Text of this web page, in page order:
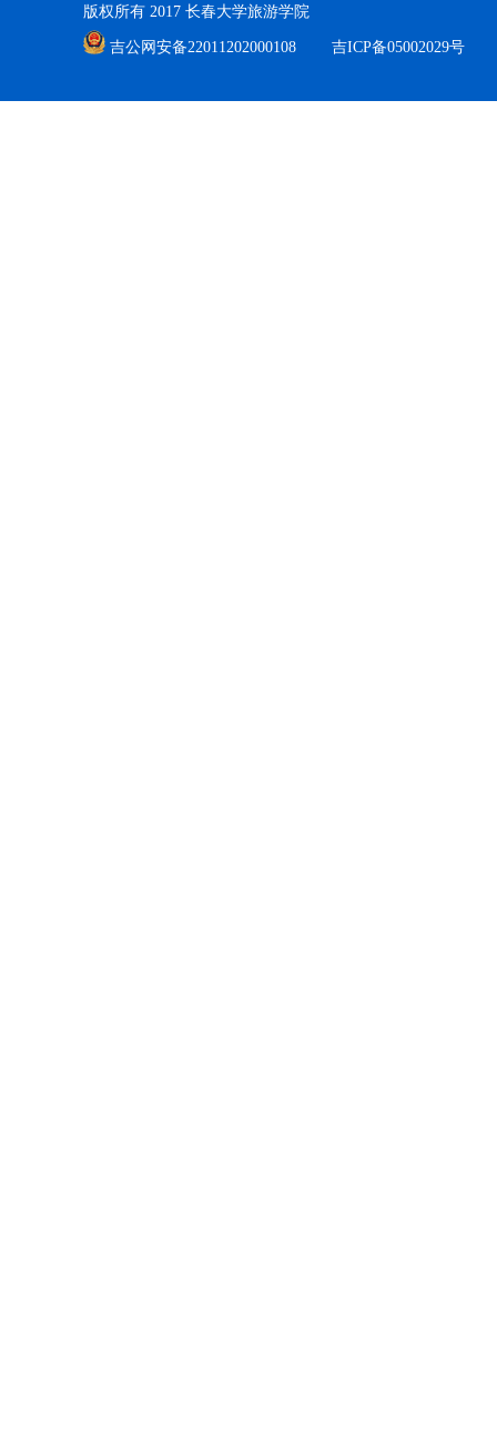
版权所有 2017 长春大学旅游学院
吉公网安备22011202000108 吉ICP备05002029号